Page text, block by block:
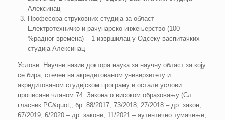
Алексинац
Професора струковних студија за област
Електротехничко и рачунарско инжењерство (100
%радног времена) – 1 извршилац у Одсеку васпитачких
студија Алексинац
Услови: Научни назив доктора наука за научну област за коју
се бира, стечен на акредитованом универзитету и
акредитованом студијском програму и остали услови
прописани чланом 74. Закона о високом образовању (Сл.
гласник РС&quot;, бр. 88/2017, 73/2018, 27/2018 – др. закон,
67/2019, 6/2020 – др. закони, 11/2021 – аутентично тумачење,